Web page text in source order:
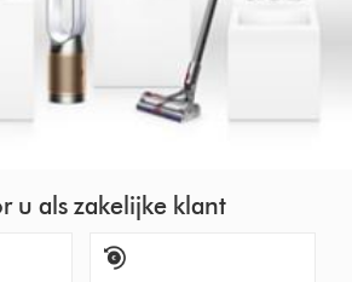
u als zakelijke klant